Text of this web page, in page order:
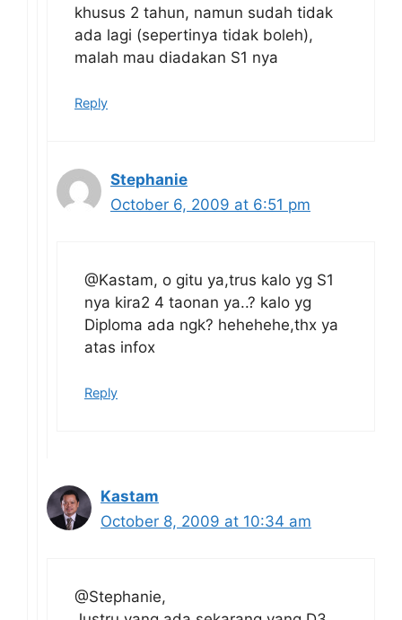
khusus 2 tahun, namun sudah tidak
ada lagi (sepertinya tidak boleh),
malah mau diadakan S1 nya
Reply
Stephanie
October 6, 2009 at 6:51 pm
@Kastam, o gitu ya,trus kalo yg S1
nya kira2 4 taonan ya..? kalo yg
Diploma ada ngk? hehehehe,thx ya
atas infox
Reply
Kastam
October 8, 2009 at 10:34 am
@Stephanie,